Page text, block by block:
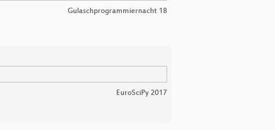
Gulaschprogrammiernacht 18
EuroSciPy 2017